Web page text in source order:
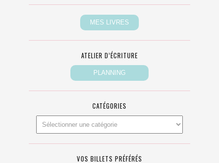
ATELIER D’ÉCRITURE
CATÉGORIES
VOS BILLETS PRÉFÉRÉS